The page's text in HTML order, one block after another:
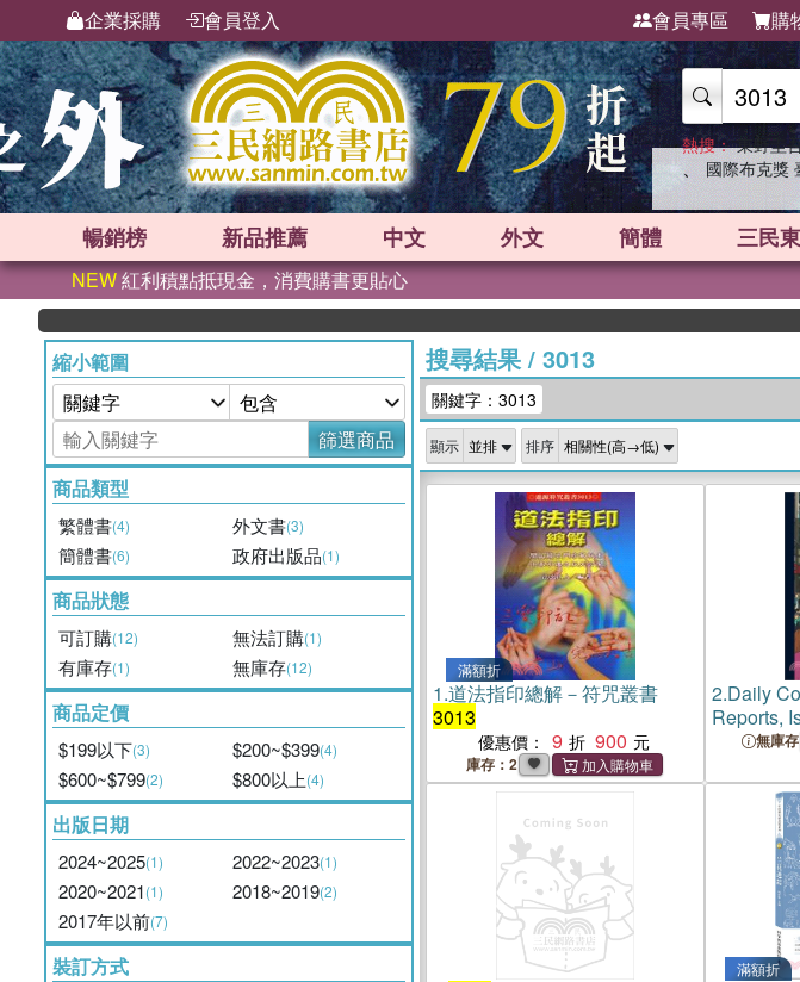
企業採購 會員登入 會員專區 購
熱搜： 東野圭
、 國際布克獎
暢銷榜 新品推薦 中文 外文 簡體 三民
NEW紅利積點抵現金，消費購書更貼心
縮小範圍
篩選商品
商品類型
繁體書(4) 外文書(3)
簡體書(6) 政府出版品(1)
商品狀態
可訂購(12) 無法訂購(1)
有庫存(1) 無庫存(12)
商品定價
$199以下(3) $200~$399(4)
$600~$799(2) $800以上(4)
出版日期
2024~2025(1) 2022~2023(1)
2020~2021(1) 2018~2019(2)
2017年以前(7)
裝訂方式
搜尋結果/ 3013
關鍵字：3013
顯示 排序
滿額折
1.道法指印總解－符咒叢書
3013
優惠價： 9 900
庫存：2
2.Daily
Reports,
無庫存
滿額折